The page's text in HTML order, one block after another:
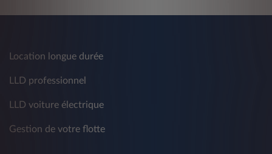
Location longue durée
LLD professionnel
LLD voiture électrique
Gestion de votre flotte